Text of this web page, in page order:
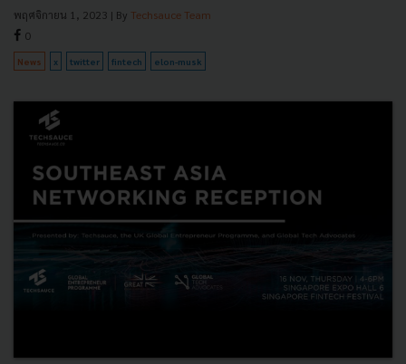
พฤศจิกายน 1, 2023 | By Techsauce Team
0
News x twitter fintech elon-musk